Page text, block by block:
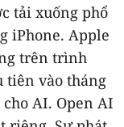
tải xuống phổ
iPhone. Apple
trên trình
tiên vào tháng
AI. Open AI